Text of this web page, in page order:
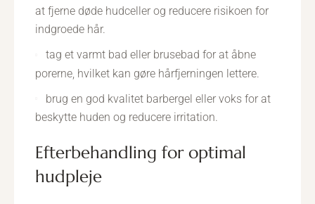
at fjerne døde hudceller og reducere risikoen for
indgroede hår.
tag et varmt bad eller brusebad for at åbne
porerne, hvilket kan gøre hårfjerningen lettere.
brug en god kvalitet barbergel eller voks for at
beskytte huden og reducere irritation.
efterbehandling for optimal
hudpleje